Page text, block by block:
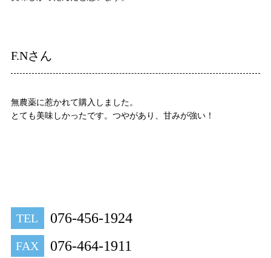
F.Nさん
無農薬に惹かれて購入しました。
とても美味しかったです。つやがあり、甘みが強い！
TEL 076-456-1924
FAX 076-464-1911